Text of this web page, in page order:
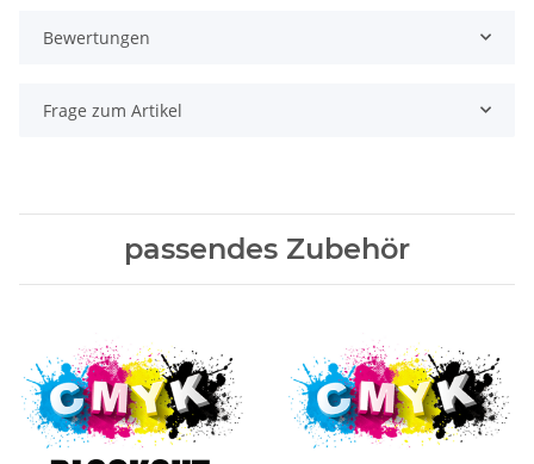
Bewertungen
Frage zum Artikel
passendes Zubehör